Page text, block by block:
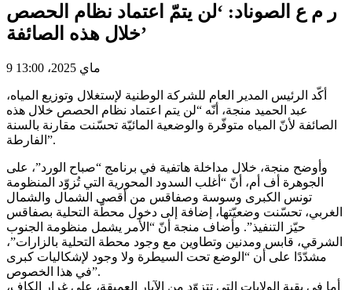
ر م ع الصوناد: ‘لن يتمّ اعتماد نظام الحصص
خلال هذه الصائفة’
9 ماي 2025، 13:00
أكّد الرئيس المدير العام للشركة الوطنية لإستغلال وتوزيع المياه،
عبد الحميد منجة، أنّه “لن يتم اعتماد نظام الحصص خلال هذه
الصائفة لأنّ المياه متوفّرة والوضعية المائيّة تحسّنت مقارنة بالسنة
الفارطة”.
وأوضح منجة، خلال مداخلة هاتفية في برنامج “صباح الورد”، على
الجوهرة أف أم، أنّ “أغلب السدود المحورية التي تُزوّد المنظومة
تونس الكبرى وسوسة وصفاقس من أقصى الشمال والشمال
الغربي، تحسّنت وضعيّتها، إضافة إلى دخول محطّة التحلية بصفاقس
حيّز التنفيذ”. وأضاف منجة أنّ “الأمر يشمل منظومة الجنوب
الشرقي، قابس ومدنين وتطاوين مع وجود محطة التحلية بالزارات”،
مشدّدًا على أن “الوضع تحت السيطرة ولا وجود لإشكاليات كبرى
في هذا الخصوص”.
أما في بقية الولايات التي تتزوّد من الآبار العميقة، على غرار الكاف،